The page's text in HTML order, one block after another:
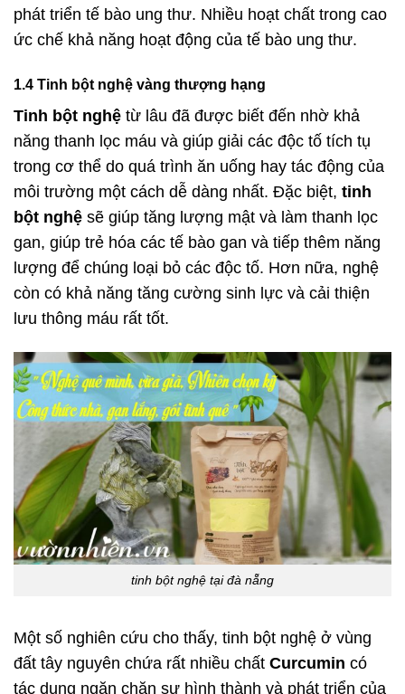
phát triển tế bào ung thư. Nhiều hoạt chất trong cao
ức chế khả năng hoạt động của tế bào ung thư.
1.4 Tinh bột nghệ vàng thượng hạng
Tinh bột nghệ từ lâu đã được biết đến nhờ khả
năng thanh lọc máu và giúp giải các độc tố tích tụ
trong cơ thể do quá trình ăn uống hay tác động của
môi trường một cách dễ dàng nhất. Đặc biệt, tinh
bột nghệ sẽ giúp tăng lượng mật và làm thanh lọc
gan, giúp trẻ hóa các tế bào gan và tiếp thêm năng
lượng để chúng loại bỏ các độc tố. Hơn nữa, nghệ
còn có khả năng tăng cường sinh lực và cải thiện
lưu thông máu rất tốt.
tinh bột nghệ tại đà nẵng
Một số nghiên cứu cho thấy, tinh bột nghệ ở vùng
đất tây nguyên chứa rất nhiều chất Curcumin có
tác dụng ngăn chặn sự hình thành và phát triển của